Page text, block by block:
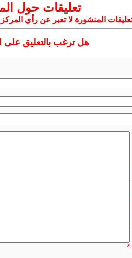
تعليقات حول
المنشورة لا تعبر عن رأي
هل ترغب بالتعليق على
*